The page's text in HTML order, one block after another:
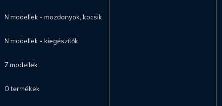
N modellek - mozdonyok, kocsik
N modellek - kiegészítők
Z modellek
O termékek